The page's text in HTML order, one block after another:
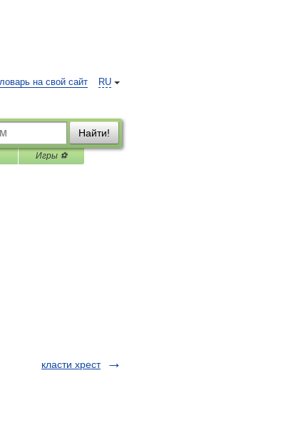
RU
на свой сайт
Найти!
Игры ⚽
класти хрест